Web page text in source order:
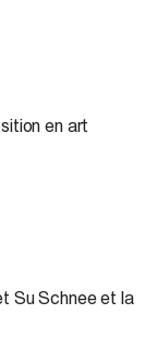
en art
Su Schnee et la